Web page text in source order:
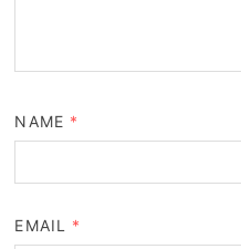
NAME *
EMAIL *